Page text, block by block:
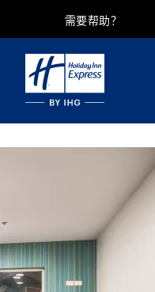
需要帮助？